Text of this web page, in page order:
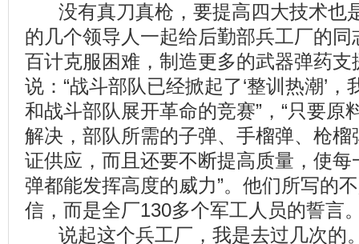
没有真刀真枪，要提高四大技术也
的几个领导人一起给后勤部兵工厂的
百计克服困难，制造更多的武器弹药
说：“战斗部队已经掀起了‘整训热潮’，
和战斗部队展开革命的竞赛”，“只要原
解决，部队所需的子弹、手榴弹、枪
证供应，而且还要不断提高质量，使
弹都能发挥高度的威力”。他们所写的
信，而是全厂130多个军工人员的誓言
说起这个兵工厂，我是去过几次的